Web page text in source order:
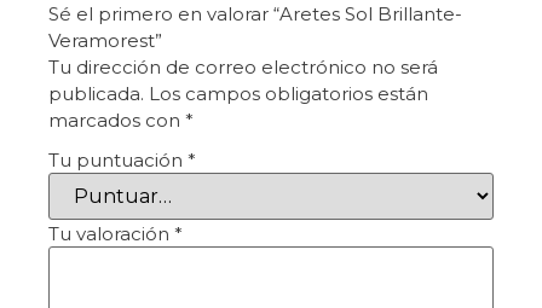
Sé el primero en valorar “Aretes Sol Brillante-
Veramorest”
Tu dirección de correo electrónico no será
publicada. Los campos obligatorios están
marcados con *
Tu puntuación *
Tu valoración *